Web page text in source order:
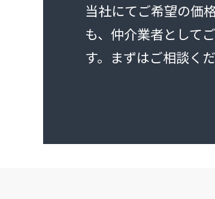
当社にてご希望の価
も、仲介業者として
す。まずはご相談くだ